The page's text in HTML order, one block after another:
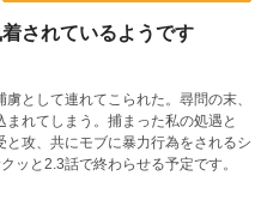
されているようです
として連れてこられた。尋問の末、
れてしまう。捕まった私の処遇と
攻、共にモブに暴力行為をされるシ
ッと2.3話で終わらせる予定です。